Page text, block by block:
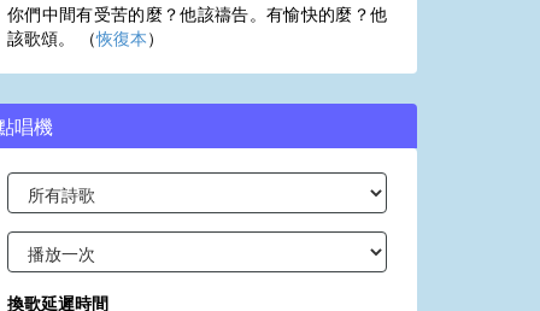
你們中間有受苦的麼？他該禱告。有愉快的麼？他
該歌頌。 （恢復本）
唱機
換歌延遲時間